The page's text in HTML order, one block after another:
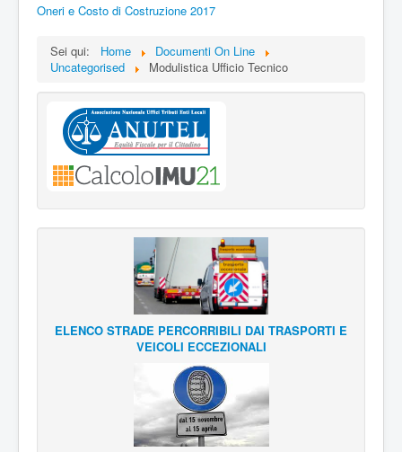
Oneri e Costo di Costruzione 2017
Sei qui: Home
Documenti On Line
Uncategorised
Modulistica Ufficio Tecnico
ELENCO STRADE PERCORRIBILI DAI TRASPORTI E
VEICOLI ECCEZIONALI